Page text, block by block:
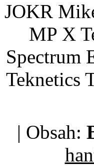
JOKR
MP X
Spectrum
Teknetics
| Obsah: